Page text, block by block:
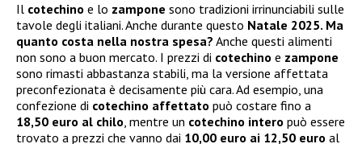
Il cotechino e lo zampone sono tradizioni irrinunciabili sulle
tavole degli italiani. Anche durante questo Natale 2025. Ma
quanto costa nella nostra spesa? Anche questi alimenti
non sono a buon mercato. I prezzi di cotechino e zampone
sono rimasti abbastanza stabili, ma la versione affettata
preconfezionata è decisamente più cara. Ad esempio, una
confezione di cotechino affettato può costare fino a
18,50 euro al chilo, mentre un cotechino intero può essere
trovato a prezzi che vanno dai 10,00 euro ai 12,50 euro al